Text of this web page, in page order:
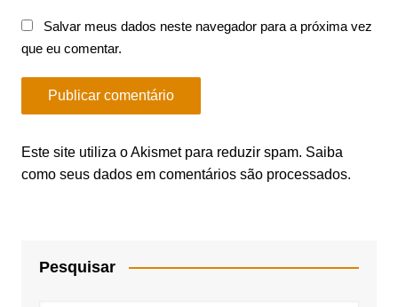
Salvar meus dados neste navegador para a próxima vez
que eu comentar.
Este site utiliza o Akismet para reduzir spam. Saiba
como seus dados em comentários são processados.
Pesquisar